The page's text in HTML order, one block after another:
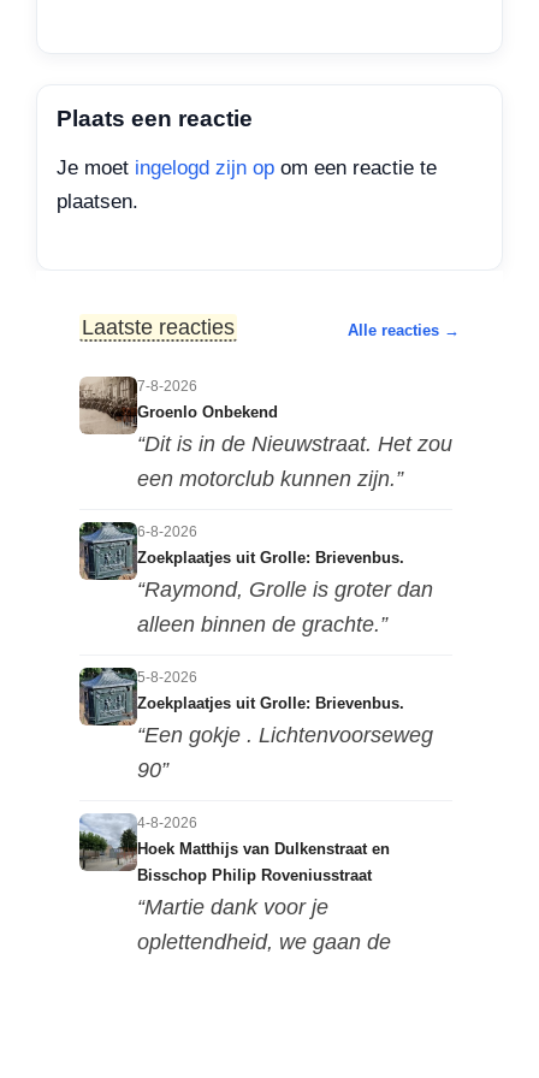
Plaats een reactie
Je moet ingelogd zijn op om een reactie te
plaatsen.
Laatste reacties Alle reacties →
7-8-2026
Groenlo Onbekend
“Dit is in de Nieuwstraat. Het zou
een motorclub kunnen zijn.”
6-8-2026
Zoekplaatjes uit Grolle: Brievenbus.
“Raymond, Grolle is groter dan
alleen binnen de grachte.”
5-8-2026
Zoekplaatjes uit Grolle: Brievenbus.
“Een gokje . Lichtenvoorseweg
90”
4-8-2026
Hoek Matthijs van Dulkenstraat en
Bisschop Philip Roveniusstraat
“Martie dank voor je
oplettendheid, we gaan de